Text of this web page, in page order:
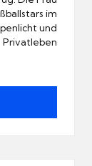
im
und
Privatleben